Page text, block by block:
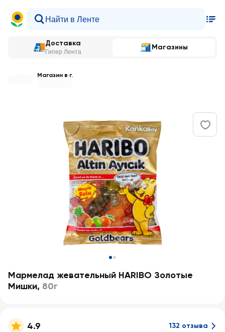
Доставка
Гипер Лента
Магазины
Магазин в г.
Мармелад жевательный HARIBO Золотые
Мишки, 80г
4.9 132 отзыва